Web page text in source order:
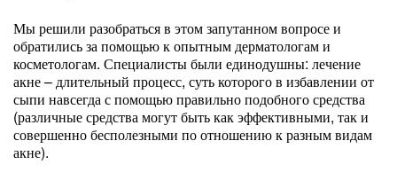
Мы решили разобраться в этом запутанном вопросе и
обратились за помощью к опытным дерматологам и
косметологам. Специалисты были единодушны: лечение
акне – длительный процесс, суть которого в избавлении от
сыпи навсегда с помощью правильно подобного средства
(различные средства могут быть как эффективными, так и
совершенно бесполезными по отношению к разным видам
акне).